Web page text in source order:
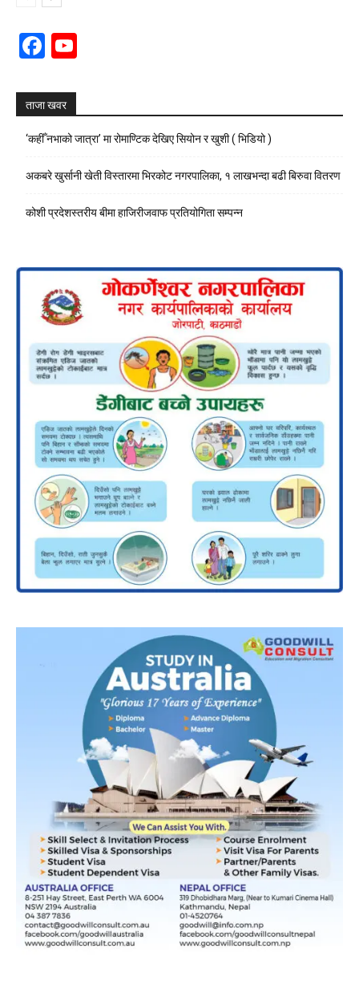
Facebook
ताजा खवर
‘कहीँ नभाको जात्रा’ मा रोमाण्टिक देखिए सियोन र खुशी ( भिडियो )
अकबरे खुर्सानी खेती विस्तारमा भिरकोट नगरपालिका, १ लाखभन्दा बढी बिरुवा वितरण
कोशी प्रदेशस्तरीय बीमा हाजिरीजवाफ प्रतियोगिता सम्पन्न